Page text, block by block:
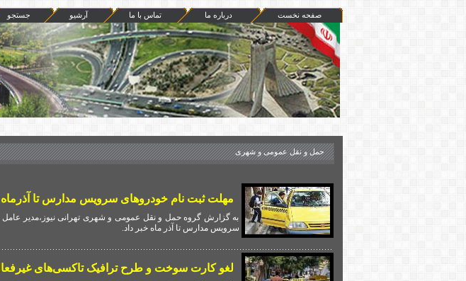
جستجو آرشيو تماس با ما درباره ما صفحه نخست
حمل و نقل عمومی و شهری
مهلت ثبت نام خودروهای سرویس مدارس تا آذرماه
به گزارش گروه حمل و نقل عمومی و شهری تهرانی نیوز،مدیر عامل
سرویس مدارس تا آذر ماه خبر داد.
لغو کارت سوخت و طرح ترافیک تاکسی‌های